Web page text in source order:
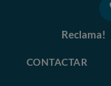
Reclama!
CONTACTAR